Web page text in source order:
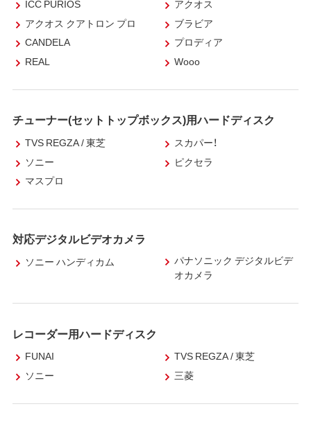
ICC PURIOS
アクオス
アクオス クアトロン プロ
ブラビア
CANDELA
プロディア
REAL
Wooo
チューナー(セットトップボックス)用ハードディスク
TVS REGZA / 東芝
スカパー！
ソニー
ピクセラ
マスプロ
対応デジタルビデオカメラ
ソニー ハンディカム
パナソニック デジタルビデ
オカメラ
レコーダー用ハードディスク
FUNAI
TVS REGZA / 東芝
ソニー
三菱